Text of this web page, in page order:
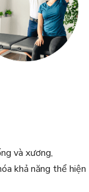
và xương,
khả năng thể hiện